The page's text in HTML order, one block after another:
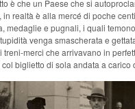
è che un Paese che si
realtà è alla mercé di poche
medaglie e pugnali, i quali
venga smascherata e
merci che arrivavano in
biglietto di sola andata a carico